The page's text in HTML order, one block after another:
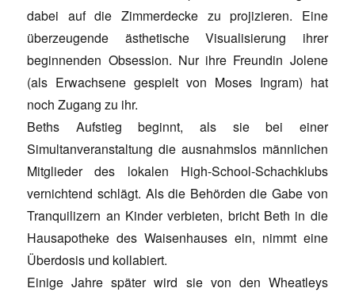
dabei auf die Zimmerdecke zu projizieren. Eine
überzeugende ästhetische Visualisierung ihrer
beginnenden Obsession. Nur ihre Freundin Jolene
(als Erwachsene gespielt von Moses Ingram) hat
noch Zugang zu ihr.
Beths Aufstieg beginnt, als sie bei einer
Simultanveranstaltung die ausnahmslos männlichen
Mitglieder des lokalen High-School-Schachklubs
vernichtend schlägt. Als die Behörden die Gabe von
Tranquilizern an Kinder verbieten, bricht Beth in die
Hausapotheke des Waisenhauses ein, nimmt eine
Überdosis und kollabiert.
Einige Jahre später wird sie von den Wheatleys